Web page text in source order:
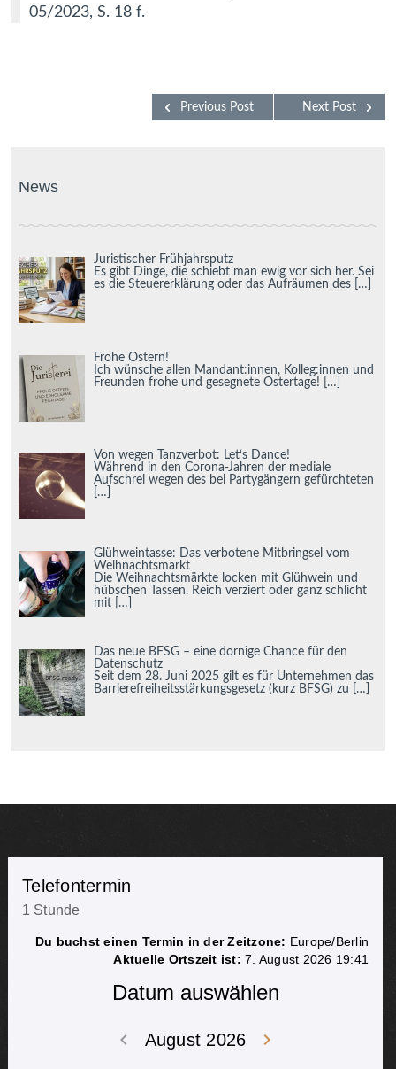
05/2023, S. 18 f.
Next Post
Previous Post
News
Juristischer Frühjahrsputz
Es gibt Dinge, die schiebt man ewig vor sich her. Sei
es die Steuererklärung oder das Aufräumen des
[…]
Frohe Ostern!
Ich wünsche allen Mandant:innen, Kolleg:innen und
Freunden frohe und gesegnete Ostertage! […]
Von wegen Tanzverbot: Let‘s Dance!
Während in den Corona-Jahren der mediale
Aufschrei wegen des bei Partygängern gefürchteten
[…]
Glühweintasse: Das verbotene Mitbringsel vom
Weihnachtsmarkt
Die Weihnachtsmärkte locken mit Glühwein und
hübschen Tassen. Reich verziert oder ganz schlicht
mit
[…]
Das neue BFSG – eine dornige Chance für den
Datenschutz
Seit dem 28. Juni 2025 gilt es für Unternehmen das
Barrierefreiheitsstärkungsgesetz (kurz BFSG) zu
[…]